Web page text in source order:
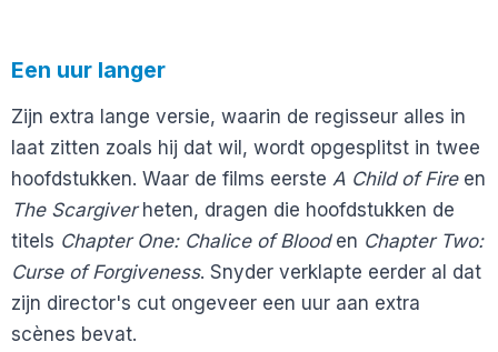
Een uur langer
Zijn extra lange versie, waarin de regisseur alles in
laat zitten zoals hij dat wil, wordt opgesplitst in twee
hoofdstukken. Waar de films eerste A Child of Fireen
The Scargiverheten, dragen die hoofdstukken de
titels Chapter One: Chalice of Blooden Chapter Two:
Curse of Forgiveness. Snyder verklapte eerder al dat
zijn director's cut ongeveer een uur aan extra
scènes bevat.